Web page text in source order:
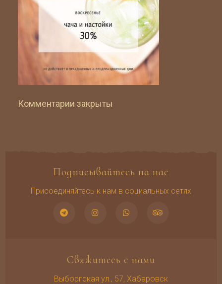
Комментарии закрыты
Подписывайтесь на нас
Присоединяйтесь к нам в социальных сетях
Свяжитесь с нами
Выборгская ул., 57, Хабаровск